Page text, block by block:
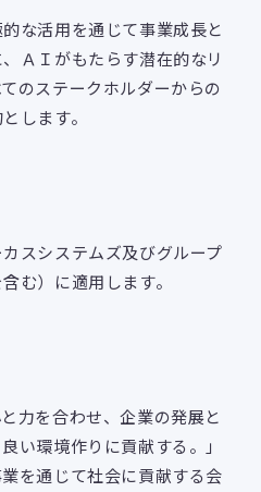
な活用を通じて事業成長と
ＡＩがもたらす潜在的なリ
のステークホルダーからの
します。
スシステムズ及びグループ
む）に適用します。
力を合わせ、企業の発展と
い環境作りに貢献する。」
を通じて社会に貢献する会